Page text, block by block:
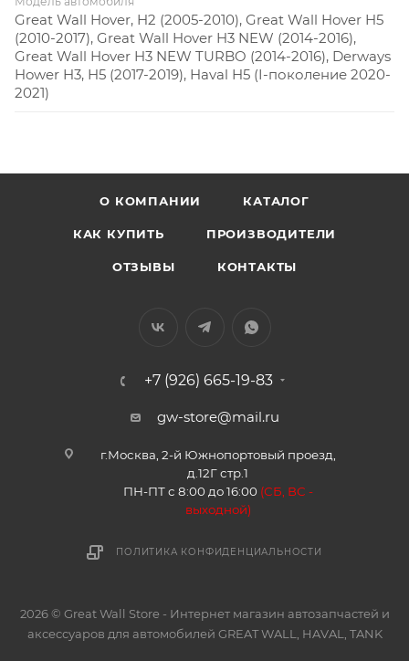
Great Wall Hover, H2 (2005-2010), Great Wall Hover H5
(2010-2017), Great Wall Hover H3 NEW (2014-2016),
Great Wall Hover H3 NEW TURBO (2014-2016), Derways
Hower H3, H5 (2017-2019), Haval H5 (I-поколение 2020-
2021)
О КОМПАНИИ КАТАЛОГ
КАК КУПИТЬ ПРОИЗВОДИТЕЛИ
ОТЗЫВЫ КОНТАКТЫ
+7 (926) 665-19-83
gw-store@mail.ru
г.Москва, 2-й Южнопортовый проезд,
д.12Г стр.1
ПН-ПТ с 8:00 до 16:00 (СБ, ВС -
выходной)
ПОЛИТИКА КОНФИДЕНЦИАЛЬНОСТИ
2026 © Great Wall Store - Интернет магазин автозапчастей и
аксессуаров для автомобилей GREAT WALL, HAVAL, TANK